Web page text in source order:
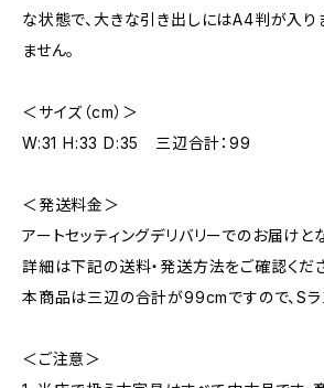
な状態で、大きな引き出しにはA4判が入り
ません。
＜サイズ（cm）＞
W:31 H:33 D:35 三辺合計：99
＜発送料金＞
アートセッティングデリバリーでのお届けとな
詳細は下記の送料・発送方法をご確認くださ
本商品は三辺の合計が99cmですので、Sラ
＜ご注意＞